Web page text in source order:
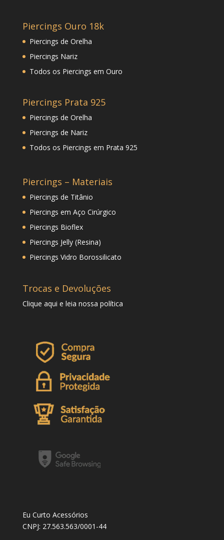
Piercings Ouro 18k
Piercings de Orelha
Piercings Nariz
Todos os Piercings em Ouro
Piercings Prata 925
Piercings de Orelha
Piercings de Nariz
Todos os Piercings em Prata 925
Piercings – Materiais
Piercings de Titânio
Piercings em Aço Cirúrgico
Piercings Bioflex
Piercings Jelly (Resina)
Piercings Vidro Borossilicato
Trocas e Devoluções
Clique aqui e leia nossa política
Eu Curto Acessórios
CNPJ: 27.563.563/0001-44